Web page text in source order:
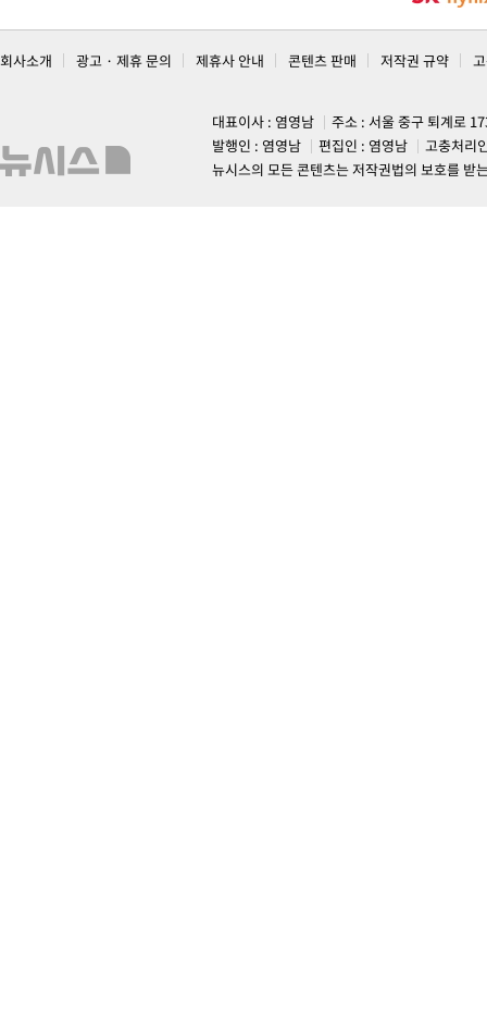
회사소개 광고 · 제휴 문의 제휴사 안내 콘텐츠 판매 저작권 규약
대표이사 : 염영남
주소 : 서울 중구 퇴계로
발행인 : 염영남
편집인 : 염영남
고충처리
뉴시스의 모든 콘텐츠는 저작권법의 보호를